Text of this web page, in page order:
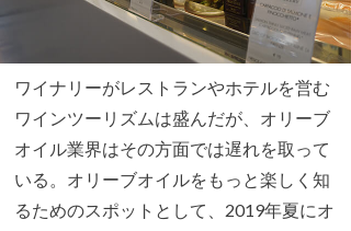
ワイナリーがレストランやホテルを営む
ワインツーリズムは盛んだが、オリーブ
オイル業界はその方面では遅れを取って
いる。オリーブオイルをもっと楽しく知
るためのスポットとして、2019年夏にオ